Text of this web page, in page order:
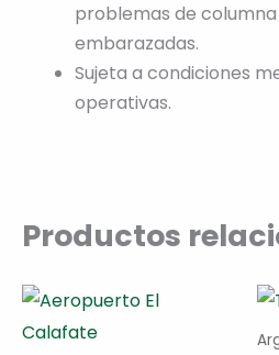
problemas de
embarazadas.
Sujeta a condiciones
operativas.
Productos